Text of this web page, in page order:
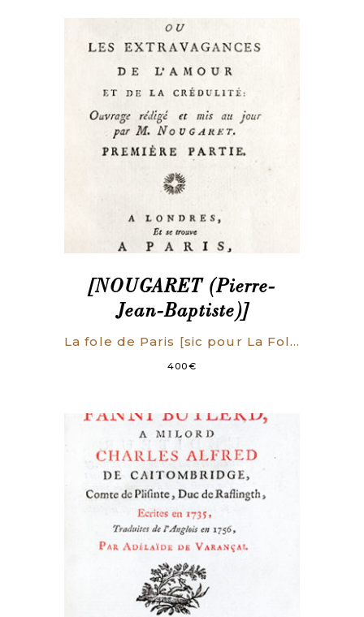
[NOUGARET (Pierre-
Jean-Baptiste)]
La fole de Paris [sic pour La Folle de Paris…], ou les Extravagances de l’amour et de la crédulité. Ouvrage rédigé et mis au jour par M. Nougaret.
400€